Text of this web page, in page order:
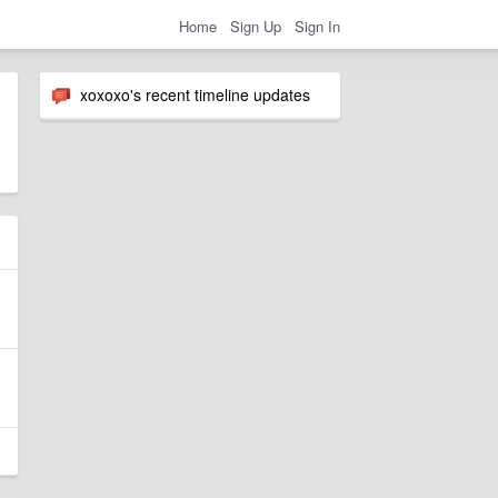
Home Sign Up Sign In
xoxoxo's recent timeline updates